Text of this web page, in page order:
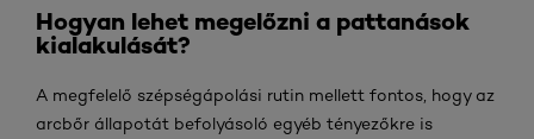
Hogyan lehet megelőzni a pattanások
kialakulását?
A megfelelő szépségápolási rutin mellett fontos, hogy az
arcbőr állapotát befolyásoló egyéb tényezőkre is